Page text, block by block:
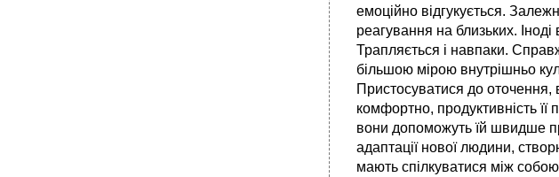
емоційно відгукується.
реагування на близьких.
Трапляється і навпаки.
більшою мірою внутрішньо
Пристосуватися до
комфортно, продуктивність
вони допоможуть їй швидше
адаптації нової людини,
мають спілкуватися між